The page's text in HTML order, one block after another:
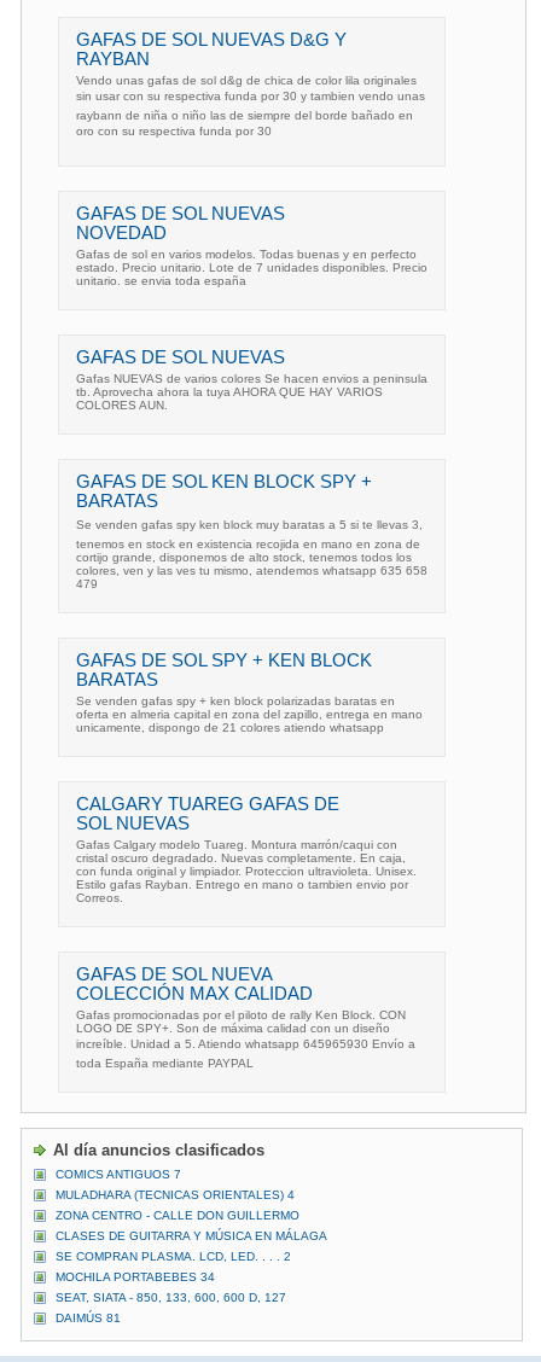
GAFAS DE SOL NUEVAS D&G Y
RAYBAN
Vendo unas gafas de sol d&g de chica de color lila originales
sin usar con su respectiva funda por 30 y tambien vendo unas
raybann de niña o niño las de siempre del borde bañado en
oro con su respectiva funda por 30
GAFAS DE SOL NUEVAS
NOVEDAD
Gafas de sol en varios modelos. Todas buenas y en perfecto
estado. Precio unitario. Lote de 7 unidades disponibles. Precio
unitario. se envia toda españa
GAFAS DE SOL NUEVAS
Gafas NUEVAS de varios colores Se hacen envios a peninsula
tb. Aprovecha ahora la tuya AHORA QUE HAY VARIOS
COLORES AUN.
GAFAS DE SOL KEN BLOCK SPY +
BARATAS
Se venden gafas spy ken block muy baratas a 5 si te llevas 3,
tenemos en stock en existencia recojida en mano en zona de
cortijo grande, disponemos de alto stock, tenemos todos los
colores, ven y las ves tu mismo, atendemos whatsapp 635 658
479
GAFAS DE SOL SPY + KEN BLOCK
BARATAS
Se venden gafas spy + ken block polarizadas baratas en
oferta en almeria capital en zona del zapillo, entrega en mano
unicamente, dispongo de 21 colores atiendo whatsapp
CALGARY TUAREG GAFAS DE
SOL NUEVAS
Gafas Calgary modelo Tuareg. Montura marrón/caqui con
cristal oscuro degradado. Nuevas completamente. En caja,
con funda original y limpiador. Proteccion ultravioleta. Unisex.
Estilo gafas Rayban. Entrego en mano o tambien envio por
Correos.
GAFAS DE SOL NUEVA
COLECCIÓN MAX CALIDAD
Gafas promocionadas por el piloto de rally Ken Block. CON
LOGO DE SPY+. Son de máxima calidad con un diseño
increíble. Unidad a 5. Atiendo whatsapp 645965930 Envío a
toda España mediante PAYPAL
Al día anuncios clasificados
COMICS ANTIGUOS 7
MULADHARA (TECNICAS ORIENTALES) 4
ZONA CENTRO - CALLE DON GUILLERMO
CLASES DE GUITARRA Y MÚSICA EN MÁLAGA
SE COMPRAN PLASMA. LCD, LED. . . . 2
MOCHILA PORTABEBES 34
SEAT, SIATA - 850, 133, 600, 600 D, 127
DAIMÚS 81